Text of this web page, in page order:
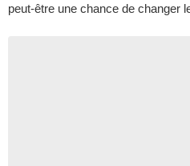
peut-être une chance de changer